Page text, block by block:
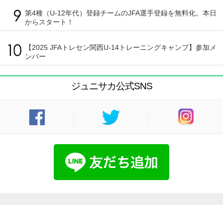
第4種（U-12年代）登録チームのJFA選手登録を無料化。本日
からスタート！
【2025 JFAトレセン関西U-14トレーニングキャンプ】参加メ
ンバー
ジュニサカ公式SNS